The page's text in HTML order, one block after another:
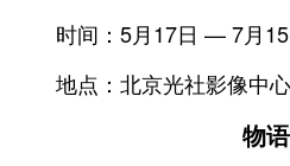
时间：5月17日 — 7月
地点：北京光社影像中心
物语